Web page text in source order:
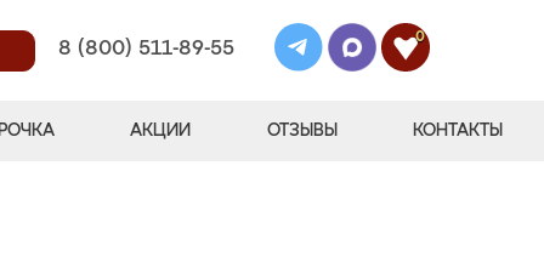
8 (800) 511-89-55
0
АКЦИИ ОТЗЫВЫ КОНТАКТЫ